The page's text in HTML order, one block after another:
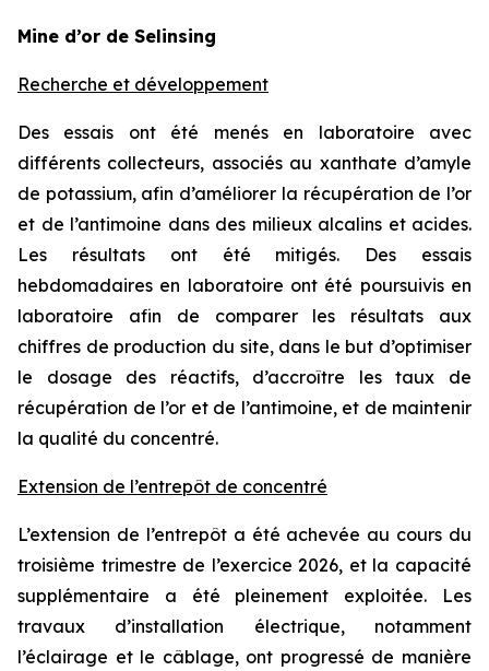
Mine d’or de Selinsing
Recherche et développement
Des essais ont été menés en laboratoire avec
différents collecteurs, associés au xanthate d’amyle
de potassium, afin d’améliorer la récupération de l’or
et de l’antimoine dans des milieux alcalins et acides.
Les résultats ont été mitigés. Des essais
hebdomadaires en laboratoire ont été poursuivis en
laboratoire afin de comparer les résultats aux
chiffres de production du site, dans le but d’optimiser
le dosage des réactifs, d’accroître les taux de
récupération de l’or et de l’antimoine, et de maintenir
la qualité du concentré.
Extension de l’entrepôt de concentré
L’extension de l’entrepôt a été achevée au cours du
troisième trimestre de l’exercice 2026, et la capacité
supplémentaire a été pleinement exploitée. Les
travaux d’installation électrique, notamment
l’éclairage et le câblage, ont progressé de manière